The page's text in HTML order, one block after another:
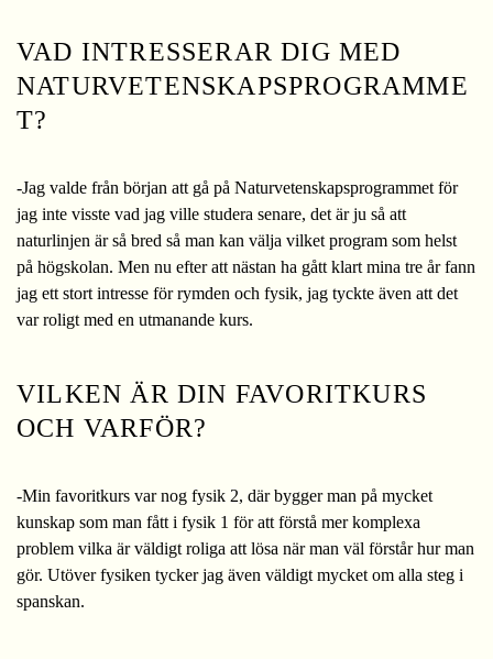
VAD INTRESSERAR DIG MED
NATURVETENSKAPSPROGRAMME
T?
-Jag valde från början att gå på Naturvetenskapsprogrammet för
jag inte visste vad jag ville studera senare, det är ju så att
naturlinjen är så bred så man kan välja vilket program som helst
på högskolan. Men nu efter att nästan ha gått klart mina tre år fann
jag ett stort intresse för rymden och fysik, jag tyckte även att det
var roligt med en utmanande kurs.
VILKEN ÄR DIN FAVORITKURS
OCH VARFÖR?
-Min favoritkurs var nog fysik 2, där bygger man på mycket
kunskap som man fått i fysik 1 för att förstå mer komplexa
problem vilka är väldigt roliga att lösa när man väl förstår hur man
gör. Utöver fysiken tycker jag även väldigt mycket om alla steg i
spanskan.